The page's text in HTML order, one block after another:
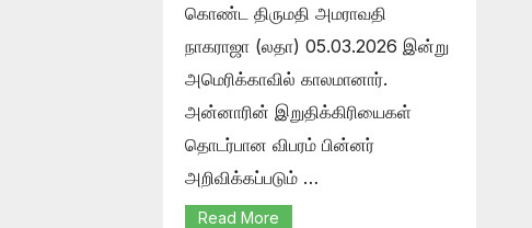
கொண்ட திருமதி அமராவதி
நாகராஜா (லதா) 05.03.2026 இன்று
அமெரிக்காவில் காலமானார்.
அன்னாரின் இறுதிக்கிரியைகள்
தொடர்பான விபரம் பின்னர்
அறிவிக்கப்படும் …
Read More